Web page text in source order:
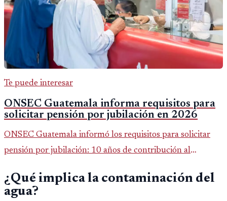
Te puede interesar
ONSEC Guatemala informa requisitos para
solicitar pensión por jubilación en 2026
ONSEC Guatemala informó los requisitos para solicitar
pensión por jubilación: 10 años de contribución al
importar edad.
¿Qué implica la contaminación del
agua?